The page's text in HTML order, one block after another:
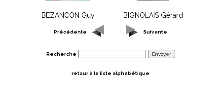
BEZANCON Guy BIGNOLAIS Gérard
Précédente Suivante
Recherche
retour à la liste alphabétique